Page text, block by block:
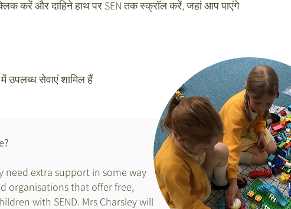
करें और दाहिने हाथ पर SEN तक स्क्रॉल करें, जहां आप पाएंगे
उपलब्ध सेवाएं शामिल हैं
extra support in some way
organisations that offer free,
with SEND. Mrs Charsley will